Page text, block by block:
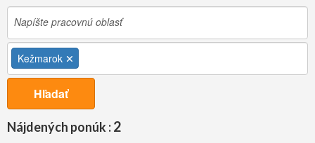
Kežmarok
Hľadať
Nájdených ponúk :2